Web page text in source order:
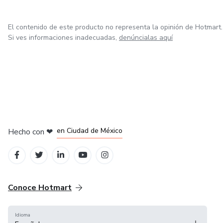
El contenido de este producto no representa la opinión de Hotmart.
Si ves informaciones inadecuadas, denúncialas aquí
Hecho con ❤ en Ciudad de México
Conoce Hotmart
Idioma